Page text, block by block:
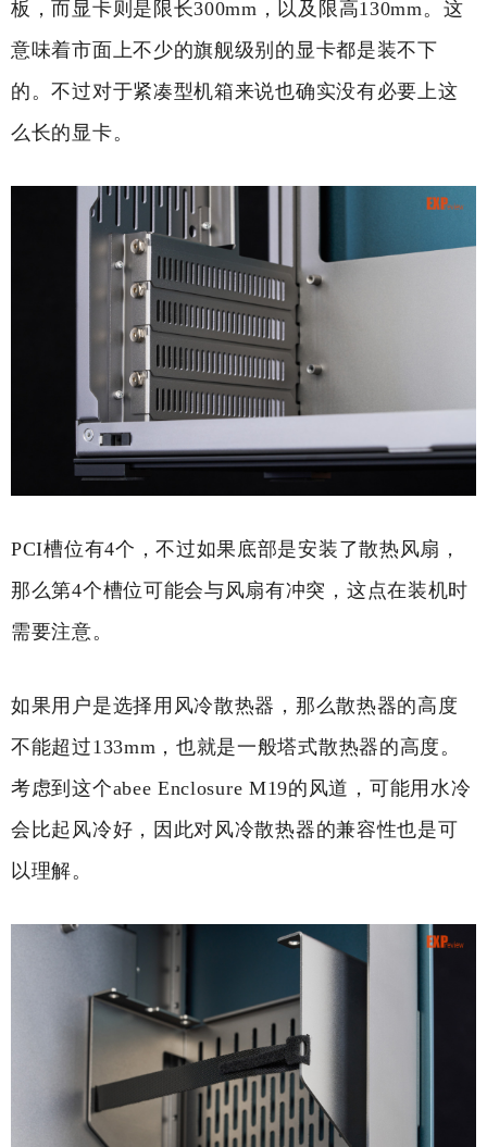
板，而显卡则是限长300mm，以及限高130mm。这
意味着市面上不少的旗舰级别的显卡都是装不下
的。不过对于紧凑型机箱来说也确实没有必要上这
么长的显卡。
PCI槽位有4个，不过如果底部是安装了散热风扇，
那么第4个槽位可能会与风扇有冲突，这点在装机时
需要注意。
如果用户是选择用风冷散热器，那么散热器的高度
不能超过133mm，也就是一般塔式散热器的高度。
考虑到这个abee Enclosure M19的风道，可能用水冷
会比起风冷好，因此对风冷散热器的兼容性也是可
以理解。